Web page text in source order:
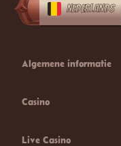
NEDERLANDS
Algemene informatie
Casino
Live Casino